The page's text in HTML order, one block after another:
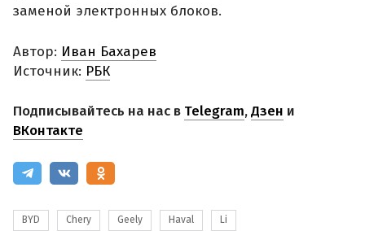
заменой электронных блоков.
Автор: Иван Бахарев
Источник: РБК
Подписывайтесь на нас в Telegram,Дзен и
ВКонтакте
BYD Chery Geely Haval Li